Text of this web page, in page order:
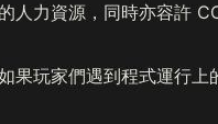
力資源，同時亦容許
玩家們遇到程式運行